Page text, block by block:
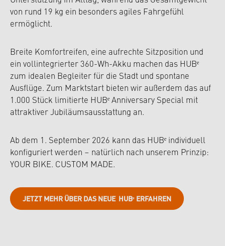
von rund 19 kg ein besonders agiles Fahrgefühl
ermöglicht.
Breite Komfortreifen, eine aufrechte Sitzposition und
ein vollintegrierter 360-Wh-Akku machen das HUBᵉ
zum idealen Begleiter für die Stadt und spontane
Ausflüge. Zum Marktstart bieten wir außerdem das auf
1.000 Stück limitierte HUBᵉ Anniversary Special mit
attraktiver Jubiläumsausstattung an.
Ab dem 1. September 2026 kann das HUBᵉ individuell
konfiguriert werden – natürlich nach unserem Prinzip:
YOUR BIKE. CUSTOM MADE.
JETZT MEHR ÜBER DAS NEUE HUBᵉ ERFAHREN